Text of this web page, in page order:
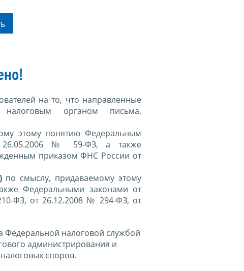
на то, что направленные
органом письма,
этому понятию Федеральным
26.05.2006 № 59-ФЗ, а также
приказом ФНС России от
по смыслу, придаваемому этому
Федеральными законами от
ФЗ, от 26.12.2008 № 294-ФЗ, от
Федеральной налоговой службой
администрирования и
споров.